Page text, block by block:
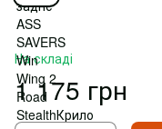
На складі
1 175 грн